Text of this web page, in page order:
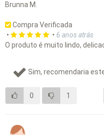
Brunna M.
Compra Verificada
•
• 6 anos atrás
O produto é muito lindo,
Sim, recomendaria
0 1